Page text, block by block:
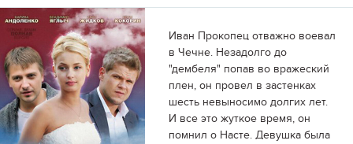
Иван Прокопец отважно воевал
в Чечне. Незадолго до
"дембеля" попав во вражеский
плен, он провел в застенках
шесть невыносимо долгих лет.
И все это жуткое время, он
помнил о Насте. Девушка была